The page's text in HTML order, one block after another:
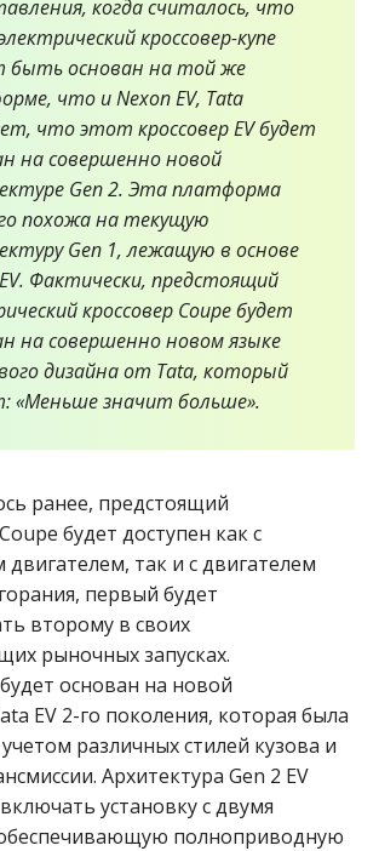
когда считалось, что
кроссовер-купе
основан на той же
что и Nexon EV, Tata
что этот кроссовер EV будет
на совершенно новой
Gen 2. Эта платформа
похожа на текущую
Gen 1, лежащую в основе
Фактически, предстоящий
кроссовер Coupe будет
на совершенно новом языке
дизайна от Tata, который
«Меньше значит больше».
ранее, предстоящий
будет доступен как с
двигателем, так и с двигателем
первый будет
второму в своих
рыночных запусках.
основан на новой
EV 2-го поколения, которая была
различных стилей кузова и
Архитектура Gen 2 EV
установку с двумя
полноприводную